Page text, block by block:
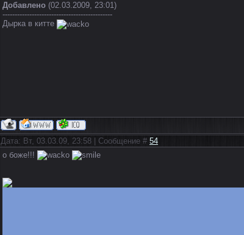
Добавлено (02.03.2009, 23:01)
---------------------------------------------
Дырка в китте
Дата: Вт, 03.03.09, 23:58 | Сообщение # 54
о боже!!!